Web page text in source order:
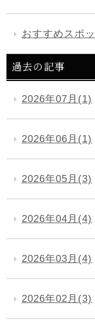
おすすめスポ
過去の記事
2026年07月(1)
2026年06月(1)
2026年05月(3)
2026年04月(4)
2026年03月(4)
2026年02月(3)